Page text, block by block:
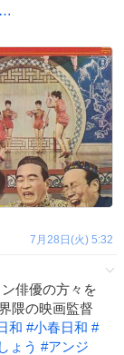
7月28日(火) 5:32
俳優の方々を
隈の映画監督
和 #小春日和 #
ょう #アンジ